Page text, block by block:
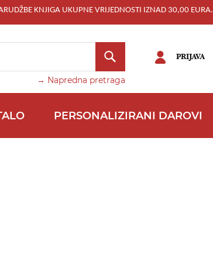
KNJIGA UKUPNE VRIJEDNOSTI IZNAD 30,00 EURA.
→ Napredna pretraga
TRAŽI
PRIJAVA
PERSONALIZIRANI DAROVI